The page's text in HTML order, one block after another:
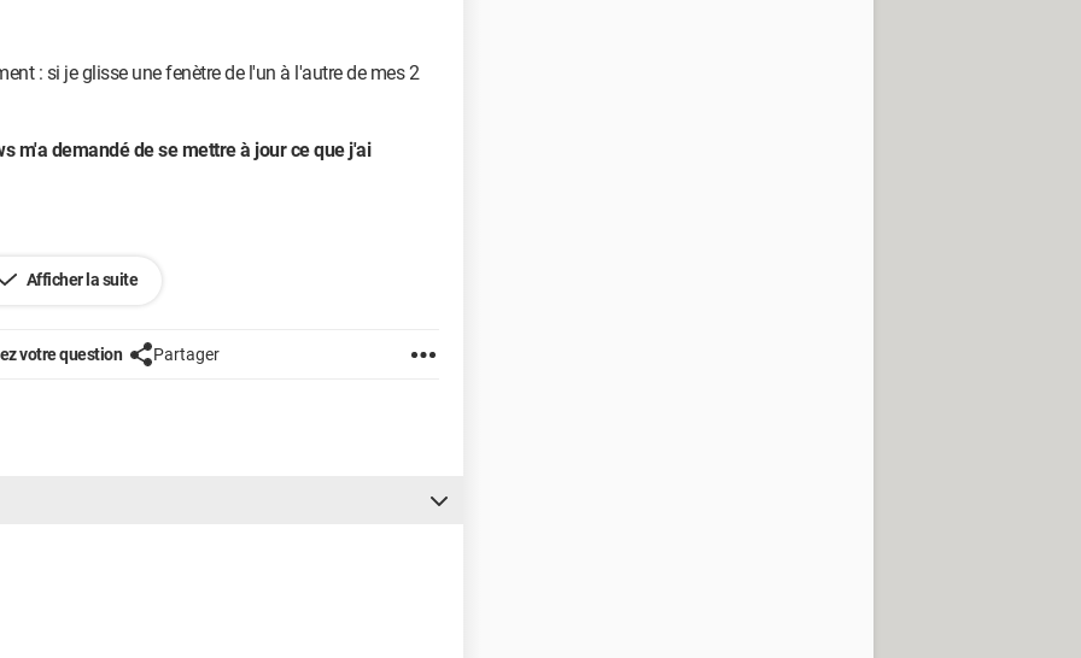
: si je glisse une fenètre de l'un à l'autre de mes 2
m'a demandé de se mettre à jour ce que j'ai
Afficher la suite
votre question Partager